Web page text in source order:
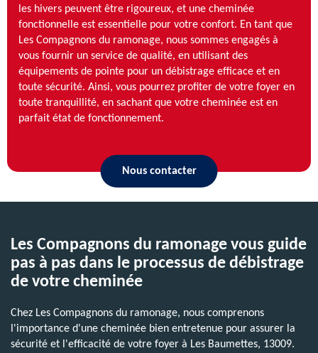
les hivers peuvent être rigoureux, et une cheminée
fonctionnelle est essentielle pour votre confort. En tant que
Les Compagnons du ramonage, nous sommes engagés à
vous fournir un service de qualité, en utilisant des
équipements de pointe pour un débistrage efficace et en
toute sécurité. Ainsi, vous pourrez profiter de votre foyer en
toute tranquillité, en sachant que votre cheminée est en
parfait état de fonctionnement.
Nous contacter
Les Compagnons du ramonage vous guide
pas à pas dans le processus de débistrage
de votre cheminée
Chez Les Compagnons du ramonage, nous comprenons
l'importance d'une cheminée bien entretenue pour assurer la
sécurité et l'efficacité de votre foyer à Les Baumettes, 13009.